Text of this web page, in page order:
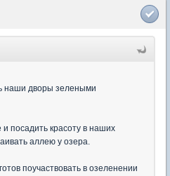
наши дворы зелеными
посадить красоту в наших
аллею у озера.
поучаствовать в озеленении